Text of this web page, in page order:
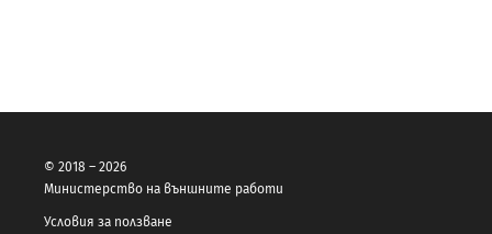
© 2018 – 2026
Министерство на външните работи
Условия за ползване